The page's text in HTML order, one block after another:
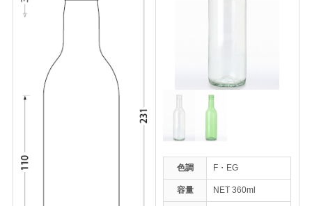
海外事業 Overseas Operations
お知らせ
色調 F・EG
容量 NET 360ml